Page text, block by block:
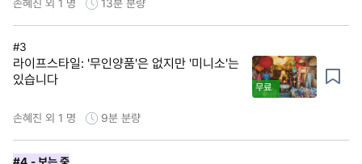
손혜진 외 1 명 13분 분량
#3
라이프스타일: '무인양품'은 없지만 '미니소'는
있습니다
무료
손혜진 외 1 명 9분 분량
#4 - 보는 중